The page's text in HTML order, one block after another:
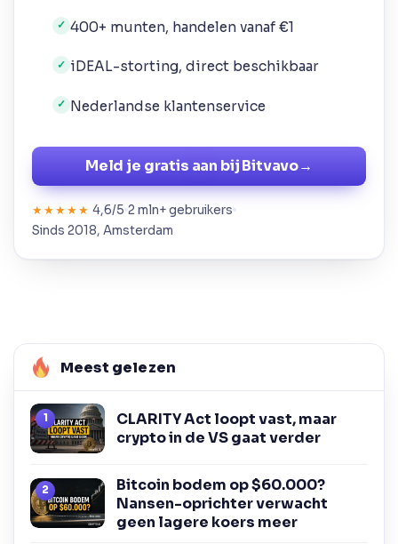
✓ 400+ munten, handelen vanaf €1
✓ iDEAL-storting, direct beschikbaar
✓ Nederlandse klantenservice
Meld je gratis aan bij Bitvavo→
★★★★★ 4,6/5 2 mln+ gebruikers
Sinds 2018, Amsterdam
Meest gelezen
CLARITY Act loopt vast, maar
crypto in de VS gaat verder
Bitcoin bodem op $60.000?
Nansen-oprichter verwacht
geen lagere koers meer